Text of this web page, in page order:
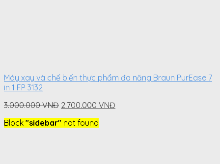
Máy xay và chế biến thực phẩm đa năng Braun PurEase 7
in 1 FP 3132
3.000.000VNĐ Original
was:
2.700.000 VNĐ
Block "sidebar" not found